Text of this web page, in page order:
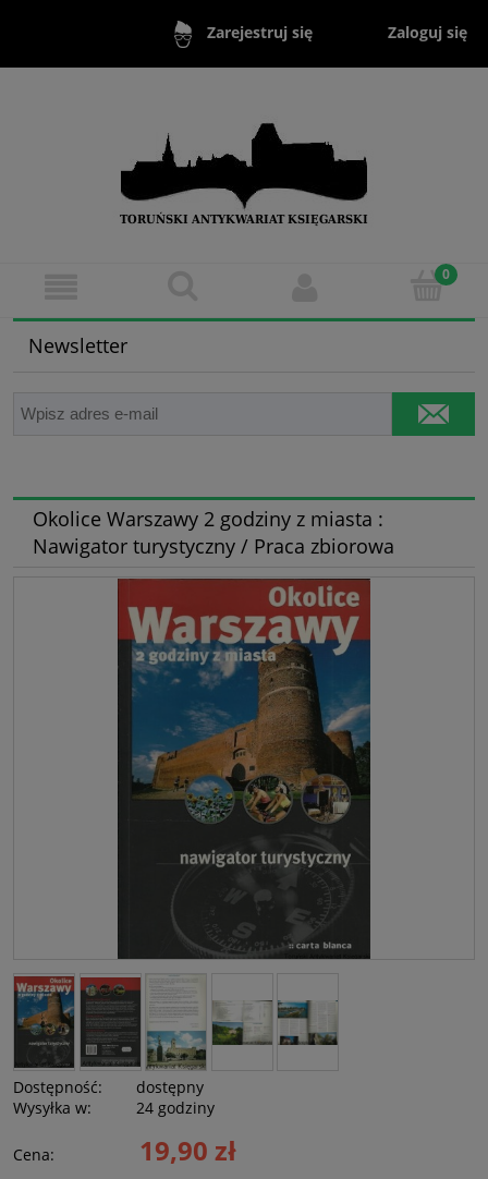
Zarejestruj się Zaloguj się
Newsletter
Okolice Warszawy 2 godziny z miasta :
Nawigator turystyczny / Praca zbiorowa
Dostępność:
dostępny
Wysyłka w:
24 godziny
Cena: 19,90 zł